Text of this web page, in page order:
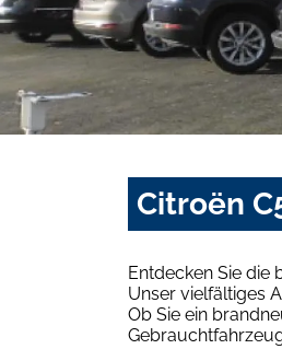
Citroën
Entdecken Sie die
Unser vielfältiges
Ob Sie ein